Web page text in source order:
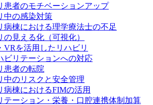
患者のモチベーションアップ
中の感染対策
病棟における理学療法士の不足
の見える化（可視化）
VRを活用したリハビリ
ビリテーションへの対応
患者の転院
中のリスクと安全管理
病棟におけるFIMの活用
テーション・栄養・口腔連携体制加算